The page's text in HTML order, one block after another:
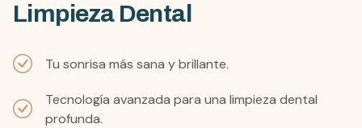
Limpieza Dental
Tu sonrisa más sana y brillante.
Tecnología avanzada para una limpieza dental
profunda.